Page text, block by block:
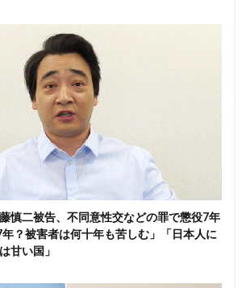
慎二被告、不同意性交などの罪で懲役7年
？被害者は何十年も苦しむ」「日本人に
甘い国」